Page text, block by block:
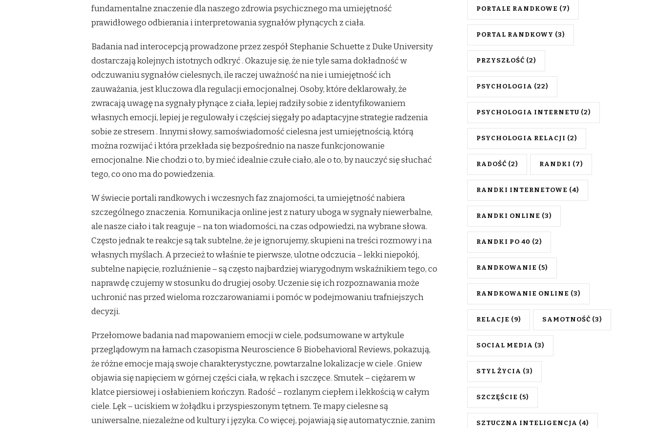
fundamentalne znaczenie dla naszego zdrowia psychicznego ma umiejętność
prawidłowego odbierania i interpretowania sygnałów płynących z ciała.
Badania nad interocepcją prowadzone przez zespół Stephanie Schuette z Duke University
dostarczają kolejnych istotnych odkryć. Okazuje się, że nie tyle sama dokładność w
odczuwaniu sygnałów cielesnych, ile raczej uważność na nie i umiejętność ich
zauważania, jest kluczowa dla regulacji emocjonalnej. Osoby, które deklarowały, że
zwracają uwagę na sygnały płynące z ciała, lepiej radziły sobie z identyfikowaniem
własnych emocji, lepiej je regulowały i częściej sięgały po adaptacyjne strategie radzenia
sobie ze stresem. Innymi słowy, samoświadomość cielesna jest umiejętnością, którą
można rozwijać i która przekłada się bezpośrednio na nasze funkcjonowanie
emocjonalne. Nie chodzi o to, by mieć idealnie czułe ciało, ale o to, by nauczyć się słuchać
tego, co ono ma do powiedzenia.
W świecie portali randkowych i wczesnych faz znajomości, ta umiejętność nabiera
szczególnego znaczenia. Komunikacja online jest z natury uboga w sygnały niewerbalne,
ale nasze ciało i tak reaguje – na ton wiadomości, na czas odpowiedzi, na wybrane słowa.
Często jednak te reakcje są tak subtelne, że je ignorujemy, skupieni na treści rozmowy i na
własnych myślach. A przecież to właśnie te pierwsze, ulotne odczucia – lekki niepokój,
subtelne napięcie, rozluźnienie – są często najbardziej wiarygodnym wskaźnikiem tego, co
naprawdę czujemy w stosunku do drugiej osoby. Uczenie się ich rozpoznawania może
uchronić nas przed wieloma rozczarowaniami i pomóc w podejmowaniu trafniejszych
decyzji.
Przełomowe badania nad mapowaniem emocji w ciele, podsumowane w artykule
przeglądowym na łamach czasopisma Neuroscience & Biobehavioral Reviews, pokazują,
że różne emocje mają swoje charakterystyczne, powtarzalne lokalizacje w ciele. Gniew
objawia się napięciem w górnej części ciała, w rękach i szczęce. Smutek – ciężarem w
klatce piersiowej i osłabieniem kończyn. Radość – rozlanym ciepłem i lekkością w całym
ciele. Lęk – uciskiem w żołądku i przyspieszonym tętnem. Te mapy cielesne są
uniwersalne, niezależne od kultury i języka. Co więcej, pojawiają się automatycznie, zanim
PORTALE RANDKOWE (7)
PORTAL RANDKOWY (3)
PRZYSZŁOŚĆ (2)
PSYCHOLOGIA (22)
PSYCHOLOGIA INTERNETU (2)
PSYCHOLOGIA RELACJI (2)
RADOŚĆ (2) RANDKI (7)
RANDKI INTERNETOWE (4)
RANDKI ONLINE (3)
RANDKI PO 40 (2)
RANDKOWANIE (5)
RANDKOWANIE ONLINE (3)
RELACJE (9) SAMOTNOŚĆ (3)
SOCIAL MEDIA (3)
STYL ŻYCIA (3)
SZCZĘŚCIE (5)
SZTUCZNA INTELIGENCJA (4)